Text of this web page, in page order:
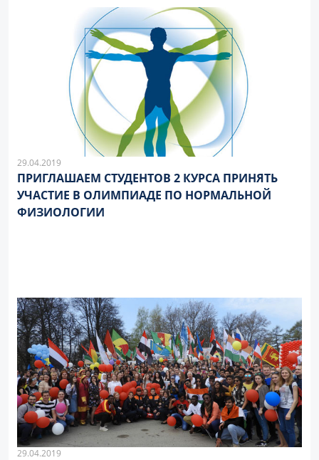
29.04.2019
ПРИГЛАШАЕМ СТУДЕНТОВ 2 КУРСА ПРИНЯТЬ
УЧАСТИЕ В ОЛИМПИАДЕ ПО НОРМАЛЬНОЙ
ФИЗИОЛОГИИ
29.04.2019